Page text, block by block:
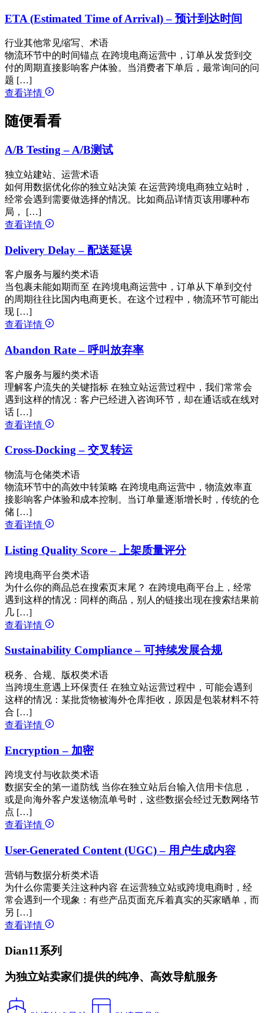
ETA (Estimated Time of Arrival) – 预计到达时间
行业其他常见缩写、术语
物流环节中的时间锚点 在跨境电商运营中，订单从发货到交
付的周期直接影响客户体验。当消费者下单后，最常询问的问
题 […]
查看详情
随便看看
A/B Testing – A/B测试
独立站建站、运营术语
如何用数据优化你的独立站决策 在运营跨境电商独立站时，
经常会遇到需要做选择的情况。比如商品详情页该用哪种布
局， […]
查看详情
Delivery Delay – 配送延误
客户服务与履约类术语
当包裹未能如期而至 在跨境电商运营中，订单从下单到交付
的周期往往比国内电商更长。在这个过程中，物流环节可能出
现 […]
查看详情
Abandon Rate – 呼叫放弃率
客户服务与履约类术语
理解客户流失的关键指标 在独立站运营过程中，我们常常会
遇到这样的情况：客户已经进入咨询环节，却在通话或在线对
话 […]
查看详情
Cross-Docking – 交叉转运
物流与仓储类术语
物流环节中的高效中转策略 在跨境电商运营中，物流效率直
接影响客户体验和成本控制。当订单量逐渐增长时，传统的仓
储 […]
查看详情
Listing Quality Score – 上架质量评分
跨境电商平台类术语
为什么你的商品总在搜索页末尾？ 在跨境电商平台上，经常
遇到这样的情况：同样的商品，别人的链接出现在搜索结果前
几 […]
查看详情
Sustainability Compliance – 可持续发展合规
税务、合规、版权类术语
当跨境生意遇上环保责任 在独立站运营过程中，可能会遇到
这样的情况：某批货物被海外仓库拒收，原因是包装材料不符
合 […]
查看详情
Encryption – 加密
跨境支付与收款类术语
数据安全的第一道防线 当你在独立站后台输入信用卡信息，
或是向海外客户发送物流单号时，这些数据会经过无数网络节
点 […]
查看详情
User-Generated Content (UGC) – 用户生成内容
营销与数据分析类术语
为什么你需要关注这种内容 在运营独立站或跨境电商时，经
常会遇到一个现象：有些产品页面充斥着真实的买家晒单，而
另 […]
查看详情
Dian11系列
为独立站卖家们提供的纯净、高效导航服务